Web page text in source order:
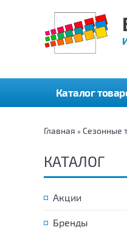
Каталог
Главная » Сезонные
КАТАЛОГ
Акции
Бренды